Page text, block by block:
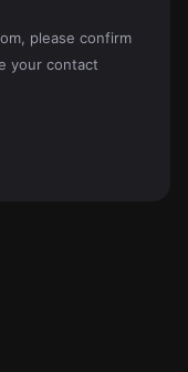
please confirm
your contact